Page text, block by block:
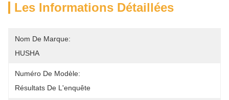
Les Informations Détaillées
Nom De Marque:
HUSHA
Numéro De Modèle:
Résultats De L'enquête